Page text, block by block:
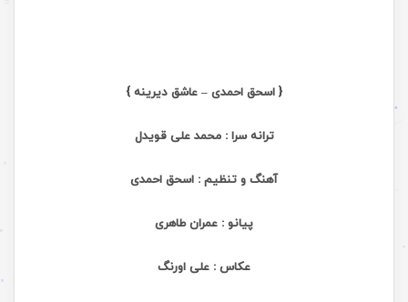
{ اسحق احمدی – عاشق دیرینه }
ترانه سرا : محمد علی قویدل
آهنگ و تنظیم : اسحق احمدی
پیانو : عمران طاهری
عکاس : علی اورنگ